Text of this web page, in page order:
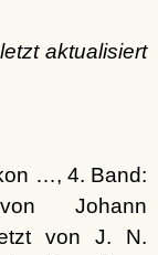
aktualisiert
…, 4. Band:
Johann
von J. N.